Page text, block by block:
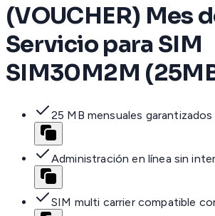
(VOUCHER) Mes
Servicio para SIM
SIM30M2M
25 MB mensuales
Administración en línea sin
SIM multi carrier compatible